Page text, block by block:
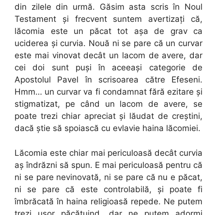
din zilele din urmă. Găsim asta scris în Noul
Testament şi frecvent suntem avertizaţi că,
lăcomia este un păcat tot aşa de grav ca
uciderea şi curvia. Nouă ni se pare că un curvar
este mai vinovat decât un lacom de avere, dar
cei doi sunt puşi în aceeaşi categorie de
Apostolul Pavel în scrisoarea către Efeseni.
Hmm… un curvar va fi condamnat fără ezitare şi
stigmatizat, pe când un lacom de avere, se
poate trezi chiar apreciat şi lăudat de creştini,
dacă ştie să spoiască cu evlavie haina lăcomiei.
Lăcomia este chiar mai periculoasă decât curvia
aş îndrăzni să spun. E mai periculoasă pentru că
ni se pare nevinovată, ni se pare că nu e păcat,
ni se pare că este controlabilă, şi poate fi
îmbrăcată în haina religioasă repede. Ne putem